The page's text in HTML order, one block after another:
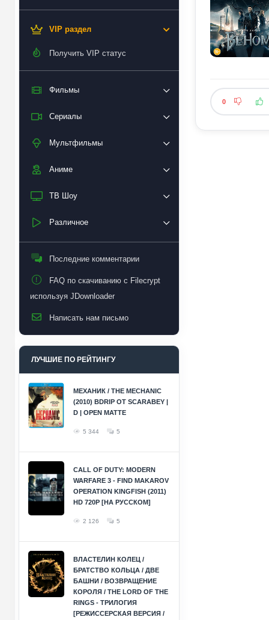
VIP раздел
Получить VIP статус
Фильмы
Сериалы
Мультфильмы
Аниме
ТВ Шоу
Различное
Последние комментарии
FAQ по скачиванию с Filecrypt
используя JDownloader
Написать нам письмо
ЛУЧШИЕ ПО РЕЙТИНГУ
МЕХАНИК / THE MECHANIC
(2010) BDRIP ОТ SCARABEY |
D | OPEN MATTE
5 344 5
CALL OF DUTY: MODERN
WARFARE 3 - FIND MAKAROV
OPERATION KINGFISH (2011)
HD 720P [НА РУССКОМ]
2 126 5
ВЛАСТЕЛИН КОЛЕЦ /
БРАТСТВО КОЛЬЦА / ДВЕ
БАШНИ / ВОЗВРАЩЕНИЕ
КОРОЛЯ / THE LORD OF THE
RINGS - ТРИЛОГИЯ
[РЕЖИССЕРСКАЯ ВЕРСИЯ /
0